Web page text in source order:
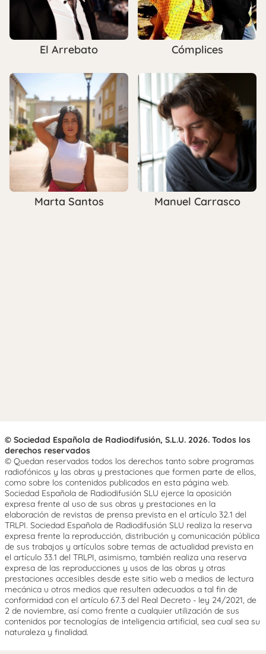
El Arrebato Cómplices
Marta Santos Manuel Carrasco
© Sociedad Española de Radiodifusión, S.L.U. 2026. Todos los
derechos reservados
© Quedan reservados todos los derechos tanto sobre programas
radiofónicos y las obras y prestaciones que formen parte de ellos,
como sobre los contenidos publicados en esta página web.
Sociedad Española de Radiodifusión SLU ejerce la oposición
expresa frente al uso de sus obras y prestaciones en la
elaboración de revistas de prensa prevista en el artículo 32.1 del
TRLPI. Sociedad Española de Radiodifusión SLU realiza la reserva
expresa frente la reproducción, distribución y comunicación pública
de sus trabajos y artículos sobre temas de actualidad prevista en
el artículo 33.1 del TRLPI, asimismo, también realiza una reserva
expresa de las reproducciones y usos de las obras y otras
prestaciones accesibles desde este sitio web a medios de lectura
mecánica u otros medios que resulten adecuados a tal fin de
conformidad con el artículo 67.3 del Real Decreto - ley 24/2021, de
2 de noviembre, así como frente a cualquier utilización de sus
contenidos por tecnologías de inteligencia artificial, sea cual sea su
naturaleza y finalidad.